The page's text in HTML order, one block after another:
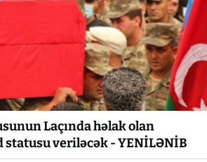
Laçında həlak olan
statusu veriləcək - YENİLƏNİB